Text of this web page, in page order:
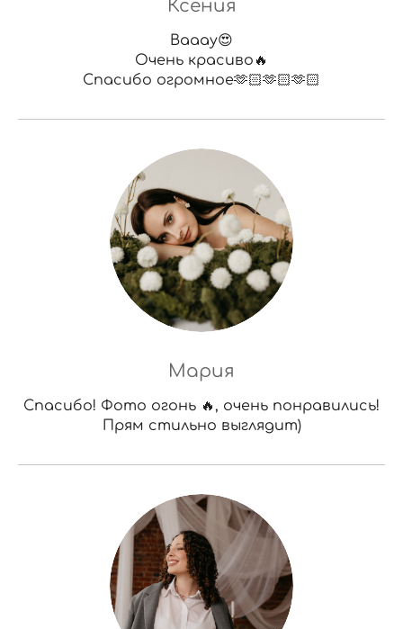
Ксения
Вааау😍
Очень красиво🔥
Спасибо огромное🫶🏻🫶🏻🫶🏻
Мария
Спасибо! Фото огонь 🔥, очень понравились!
Прям стильно выглядит)